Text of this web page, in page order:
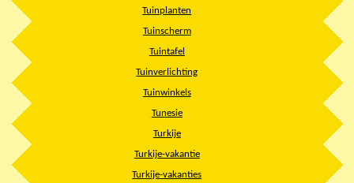
Tuinplanten
Tuinscherm
Tuintafel
Tuinverlichting
Tuinwinkels
Tunesie
Turkije
Turkije-vakantie
Turkije-vakanties